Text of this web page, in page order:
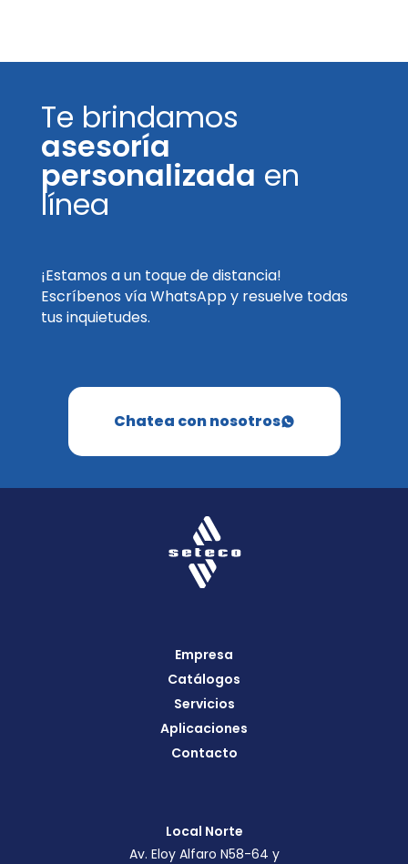
Te brindamos
asesoría
personalizada en
línea
¡Estamos a un toque de distancia!
Escríbenos vía WhatsApp y resuelve todas
tus inquietudes.
Chatea con nosotros
Empresa
Catálogos
Servicios
Aplicaciones
Contacto
Local Norte
Av. Eloy Alfaro N58-64 y